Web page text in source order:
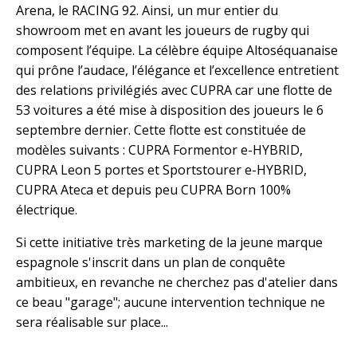
Arena, le RACING 92. Ainsi, un mur entier du
showroom met en avant les joueurs de rugby qui
composent l’équipe. La célèbre équipe Altoséquanaise
qui prône l’audace, l’élégance et l’excellence entretient
des relations privilégiés avec CUPRA car une flotte de
53 voitures a été mise à disposition des joueurs le 6
septembre dernier. Cette flotte est constituée de
modèles suivants : CUPRA Formentor e-HYBRID,
CUPRA Leon 5 portes et Sportstourer e-HYBRID,
CUPRA Ateca et depuis peu CUPRA Born 100%
électrique.
Si cette initiative très marketing de la jeune marque
espagnole s'inscrit dans un plan de conquête
ambitieux, en revanche ne cherchez pas d'atelier dans
ce beau "garage"; aucune intervention technique ne
sera réalisable sur place...